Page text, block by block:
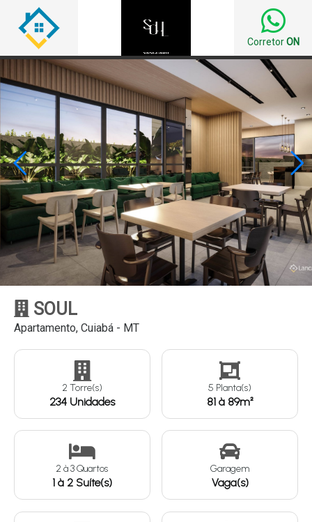
CorretorON
 
SOUL
Apartamento, Cuiabá - MT
2 Torre(s)
234 Unidades
5 Planta(s)
81 à 89m²
2 à3Quartos
1 à 2 Suíte(s)
Garagem
Vaga(s)
Continuar